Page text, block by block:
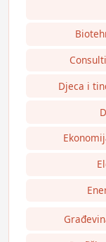
Djeca i